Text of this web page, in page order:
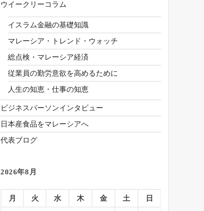
ウイークリーコラム
イスラム金融の基礎知識
マレーシア・トレンド・ウォッチ
総点検・マレーシア経済
従業員の勤労意欲を高めるために
人生の知恵・仕事の知恵
ビジネスパーソンインタビュー
日本産食品をマレーシアへ
代表ブログ
2026年8月
月 火 水 木 金 土 日